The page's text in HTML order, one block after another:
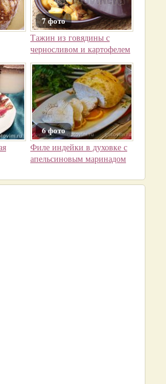
7 фото
Тажин из говядины с
черносливом и картофелем
6 фото
Филе индейки в духовке с
апельсиновым маринадом